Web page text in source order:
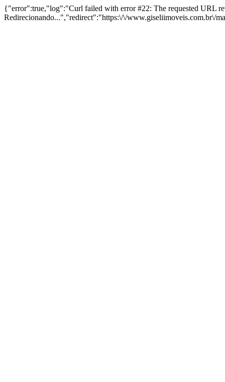
{"error":true,"log":"Curl failed with error #22: The requested URL
Redirecionando...","redirect":"https:\/\/www.giseliimoveis.com.br\/